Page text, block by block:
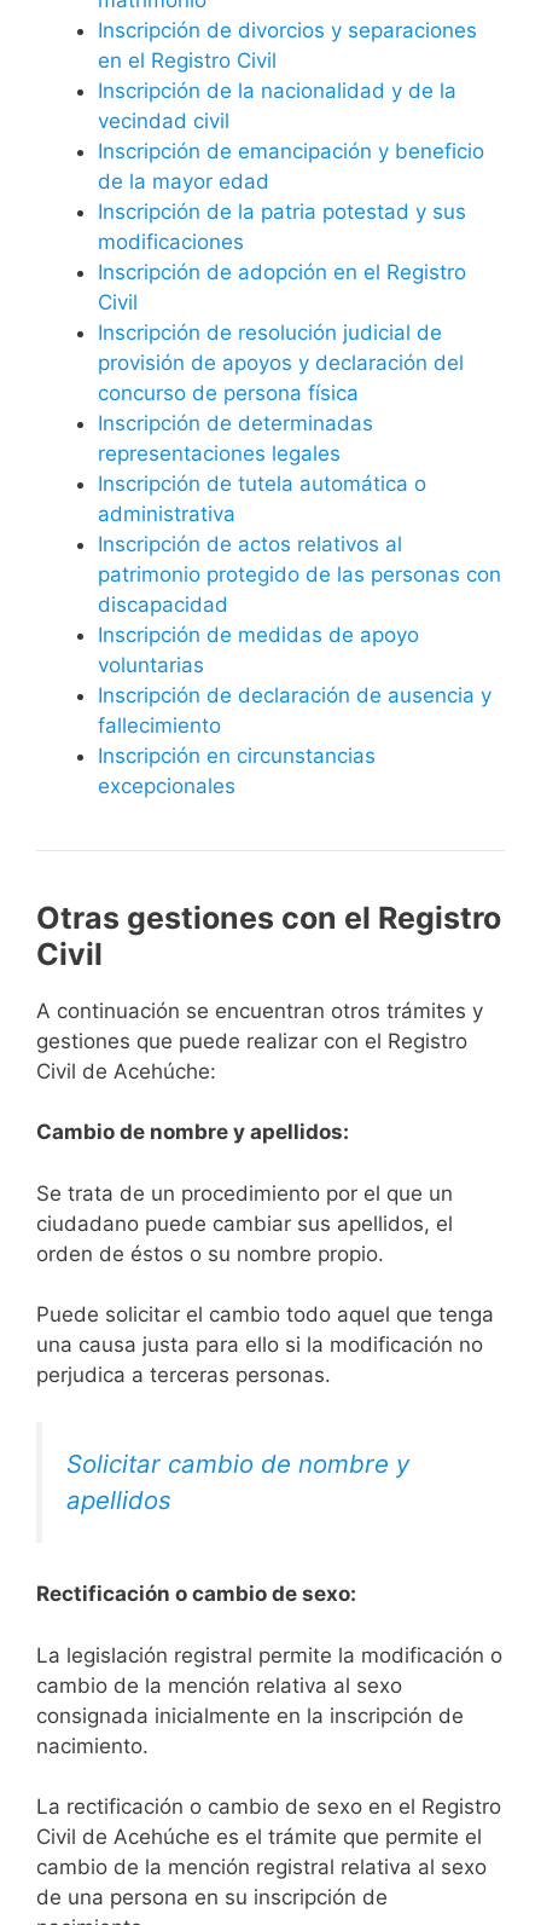
Inscripción de divorcios y separaciones
en el Registro Civil
Inscripción de la nacionalidad y de la
vecindad civil
Inscripción de emancipación y beneficio
de la mayor edad
Inscripción de la patria potestad y sus
modificaciones
Inscripción de adopción en el Registro
Civil
Inscripción de resolución judicial de
provisión de apoyos y declaración del
concurso de persona física
Inscripción de determinadas
representaciones legales
Inscripción de tutela automática o
administrativa
Inscripción de actos relativos al
patrimonio protegido de las personas con
discapacidad
Inscripción de medidas de apoyo
voluntarias
Inscripción de declaración de ausencia y
fallecimiento
Inscripción en circunstancias
excepcionales
Otras gestiones con el Registro
Civil
A continuación se encuentran otros trámites y
gestiones que puede realizar con el Registro
Civil de Acehúche:
Cambio de nombre y apellidos:
Se trata de un procedimiento por el que un
ciudadano puede cambiar sus apellidos, el
orden de éstos o su nombre propio.
Puede solicitar el cambio todo aquel que tenga
una causa justa para ello si la modificación no
perjudica a terceras personas.
Solicitar cambio de nombre y
apellidos
Rectificación o cambio de sexo:
La legislación registral permite la modificación o
cambio de la mención relativa al sexo
consignada inicialmente en la inscripción de
nacimiento.
La rectificación o cambio de sexo en el Registro
Civil de Acehúche es el trámite que permite el
cambio de la mención registral relativa al sexo
de una persona en su inscripción de